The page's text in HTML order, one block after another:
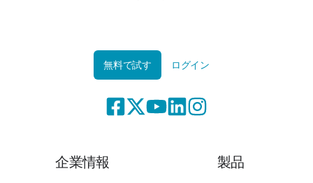
無料で試す ログイン
企業情報 製品